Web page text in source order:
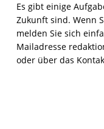
Es gibt einige
Zukunft sind. Wenn
melden Sie sich
Mailadresse
oder über das